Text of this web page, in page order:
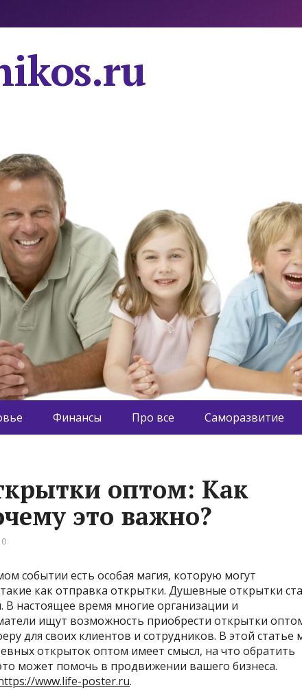
Финансы Про все Саморазвитие
оптом: Как
это важно?
событии есть особая магия, которую могут
как отправка открытки. Душевные открытки
настоящее время многие организации и
ищут возможность приобрести открытки
для своих клиентов и сотрудников. В этой статье
открыток оптом имеет смысл, на что обратить
может помочь в продвижении вашего бизнеса.
www.life-poster.ru.